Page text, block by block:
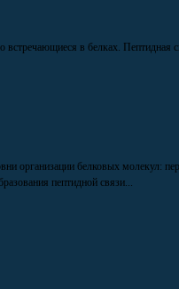
в белках. Пептидная
организации белковых молекул:
пептидной связи...